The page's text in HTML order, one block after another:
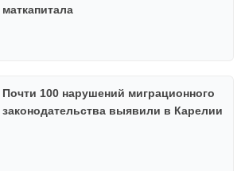
маткапитала
Почти 100 нарушений миграционного
законодательства выявили в Карелии